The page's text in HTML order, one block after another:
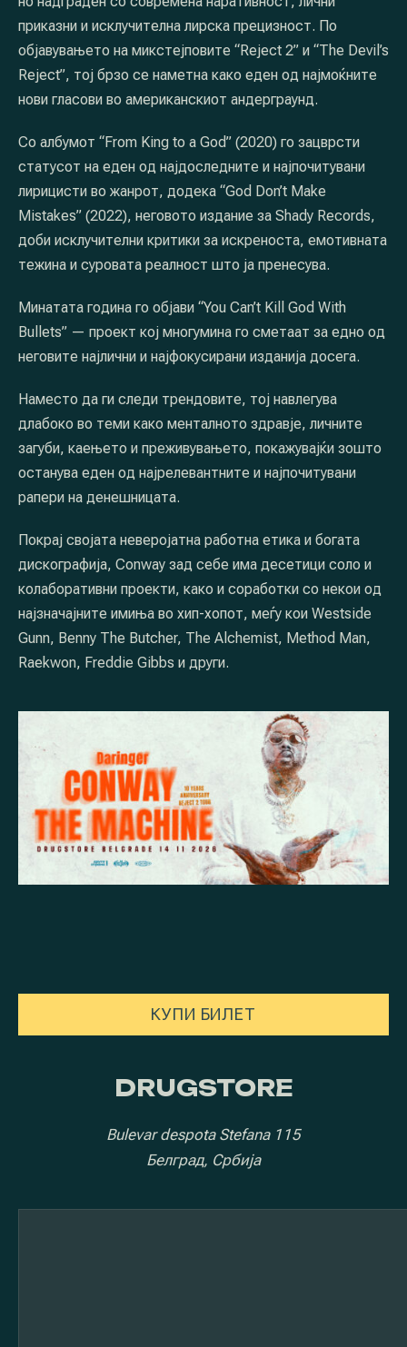
приказни и исклучителна лирска прецизност. По
објавувањето на микстејповите “Reject 2” и “The Devil’s
Reject”, тој брзо се наметна како еден од најмоќните
нови гласови во американскиот андерграунд.
Со албумот “From King to a God” (2020) го зацврсти
статусот на еден од најдоследните и најпочитувани
лирицисти во жанрот, додека “God Don’t Make
Mistakes” (2022), неговото издание за Shady Records,
доби исклучителни критики за искреноста, емотивната
тежина и суровата реалност што ја пренесува.
Минатата година го објави “You Can’t Kill God With
Bullets” — проект кој многумина го сметаат за едно од
неговите најлични и најфокусирани изданија досега.
Наместо да ги следи трендовите, тој навлегува
длабоко во теми како менталното здравје, личните
загуби, каењето и преживувањето, покажувајќи зошто
останува еден од најрелевантните и најпочитувани
рапери на денешницата.
Покрај својата неверојатна работна етика и богата
дискографија, Conway зад себе има десетици соло и
колаборативни проекти, како и соработки со некои од
најзначајните имиња во хип-хопот, меѓу кои Westside
Gunn, Benny The Butcher, The Alchemist, Method Man,
Raekwon, Freddie Gibbs и други.
КУПИ БИЛЕТ
DRUGSTORE
Bulevar despota Stefana 115
Белград, Србија